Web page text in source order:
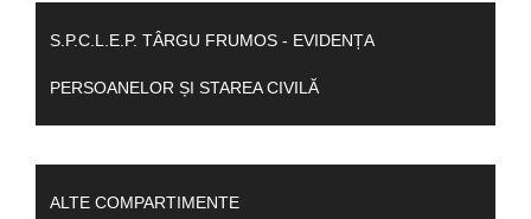
S.P.C.L.E.P. TÂRGU FRUMOS - EVIDENȚA
PERSOANELOR ȘI STAREA CIVILĂ
ALTE COMPARTIMENTE